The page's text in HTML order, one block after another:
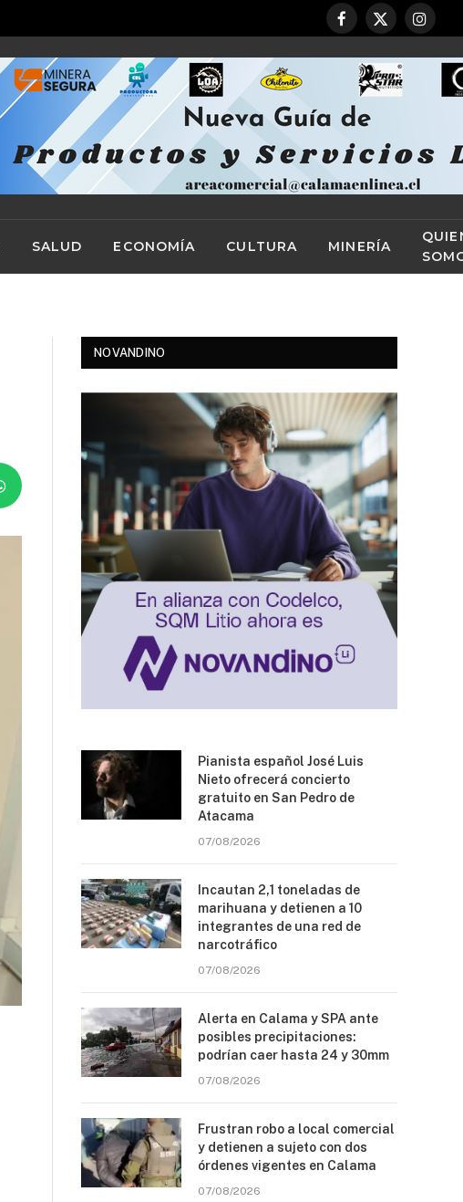
Facebook
X
SALUD ECONOMÍA CULTURA MINERÍA
NOVANDINO
Pianista español José Luis
Nieto ofrecerá concierto
gratuito en San Pedro de
Atacama
07/08/2026
Incautan 2,1 toneladas de
marihuana y detienen a 10
integrantes de una red de
narcotráfico
07/08/2026
Alerta en Calama y SPA ante
posibles precipitaciones:
podrían caer hasta 24 y 30mm
07/08/2026
Frustran robo a local comercial
y detienen a sujeto con dos
órdenes vigentes en Calama
07/08/2026